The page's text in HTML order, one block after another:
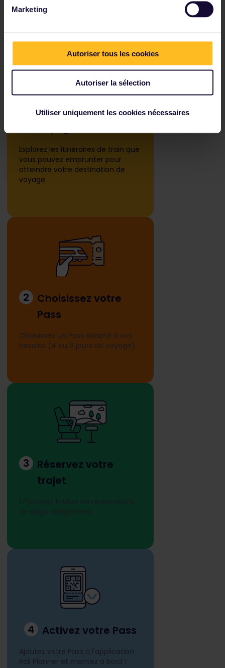
Marketing
Autoriser tous les cookies
Autoriser la sélection
Utiliser uniquement les cookies nécessaires
Planifiez votre
Explorez les itinéraires de train que
vous pouvez emprunter pour
atteindre votre destination de
voyage.
2
Choisissez votre
Pass
Choisissez un Pass adapté à vos
besoins (4 ou 6 jours de voyage).
3
Réservez votre
trajet
Effectuez toutes les réservations
de siège obligatoires.
4 Activez votre Pass
Ajoutez votre Pass à l'application
Rail Planner et montez à bord !